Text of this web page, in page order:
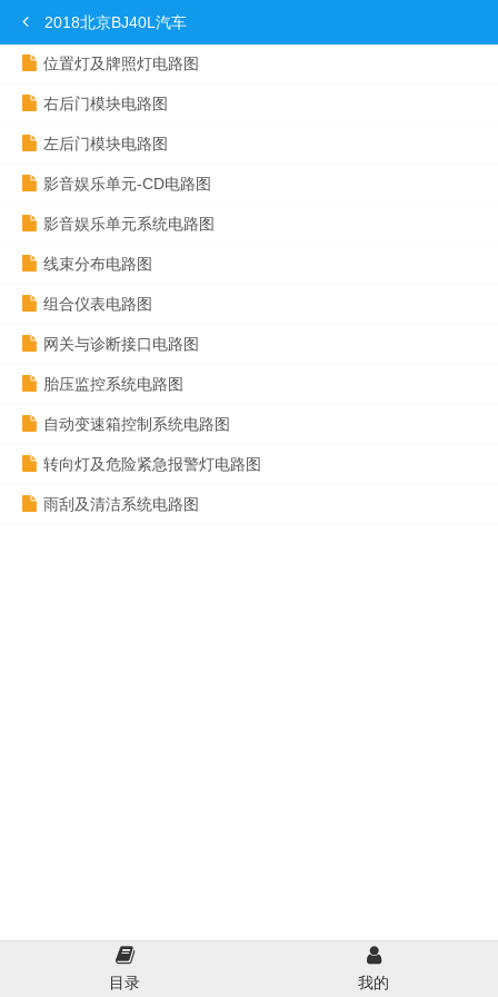
2018北京BJ40L汽车
位置灯及牌照灯电路图
右后门模块电路图
左后门模块电路图
影音娱乐单元-CD电路图
影音娱乐单元系统电路图
线束分布电路图
组合仪表电路图
网关与诊断接口电路图
胎压监控系统电路图
自动变速箱控制系统电路图
转向灯及危险紧急报警灯电路图
雨刮及清洁系统电路图
目录 我的